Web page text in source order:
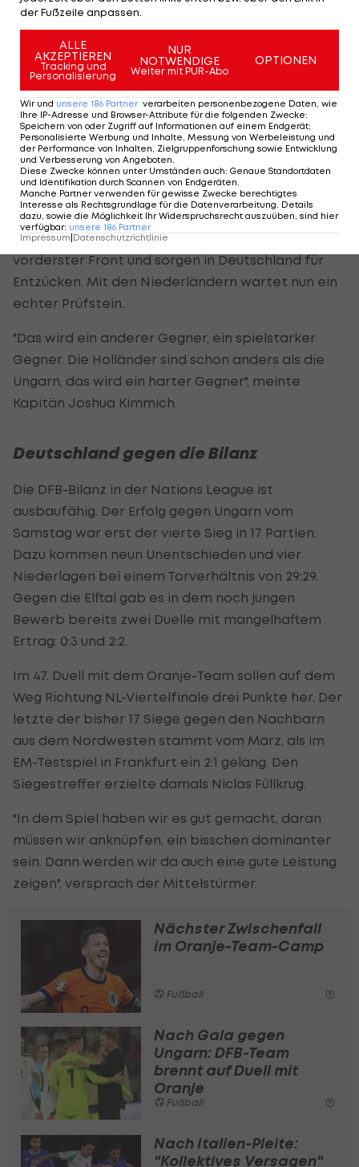
Cody Gakpo oderXavi Simons
United-Profi Zirkzee wird gegen die DFB-Elf
allerdings zunächst auf der Bank sitzen. Im
Sturmzentrum wird Ajax-Lokalmatador Brian
Brobbey beginnen, wie Koeman verriet. An
starken Offensivkräften mangelt es den
Niederländern jedenfalls nicht.
Auch die Truppe vom deutschen Bundestrainer
Julian Nagelsmann hat ihre offensive Identität in
diesem Jahr wiedergefunden. Allen voranJamal
MusialaundFlorian Wirtzwirbeln erfolgreich an
vorderster Front und sorgen in Deutschland für
Entzücken. Mit den Niederländern wartet nun ein
echter Prüfstein.
"Das wird ein anderer Gegner, ein spielstarker
Gegner. Die Holländer sind schon anders als die
Ungarn, das wird ein harter Gegner", meinte
Kapitän Joshua Kimmich.
Deutschland gegen die Bilanz
Die DFB-Bilanz in der Nations League ist
ausbaufähig. Der Erfolg gegen Ungarn vom
Samstag war erst der vierte Sieg in 17 Partien.
Dazu kommen neun Unentschieden und vier
Niederlagen bei einem Torverhältnis von 29:29.
Gegen die Elftal gab es in dem noch jungen
Bewerb bereits zwei Duelle mit mangelhaftem
Ertrag: 0:3 und 2:2.
Im 47. Duell mit dem Oranje-Team sollen auf dem
Weg Richtung NL-Viertelfinale drei Punkte her. Der
letzte der bisher 17 Siege gegen den Nachbarn
aus dem Nordwesten stammt vom März, als im
EM-Testspiel in Frankfurt ein 2:1 gelang. Den
Siegestreffer erzielte damals Niclas Füllkrug.
"In dem Spiel haben wir es gut gemacht, daran
müssen wir anknüpfen, ein bisschen dominanter
sein. Dann werden wir da auch eine gute Leistung
zeigen", versprach der Mittelstürmer.
Nächster Zwischenfall
im Oranje-Team-Camp
Fußball
Nach Gala gegen
Ungarn: DFB-Team
brennt auf Duell mit
Oranje
Fußball
Nach Italien-Pleite:
"Kollektives Versagen"
der Fußzeile anpassen.
ALLE
AKZEPTIEREN
Tracking und
Personalisierung
NUR
NOTWENDIGE
Weiter mit PUR-Abo
OPTIONEN
Wir und unsere 186 Partner verarbeiten personenbezogene Daten, wie
Ihre IP-Adresse und Browser-Attribute für die folgenden Zwecke:
Speichern von oder Zugriff auf Informationen auf einem Endgerät;
Personalisierte Werbung und Inhalte, Messung von Werbeleistung und
der Performance von Inhalten, Zielgruppenforschung sowie Entwicklung
und Verbesserung von Angeboten.
Diese Zwecke können unter Umständen auch: Genaue Standortdaten
und Identifikation durch Scannen von Endgeräten.
Manche Partner verwenden für gewisse Zwecke berechtigtes
Interesse als Rechtsgrundlage für die Datenverarbeitung. Details
dazu, sowie die Möglichkeit Ihr Widerspruchsrecht auszuüben, sind hier
verfügbar: unsere 186 Partner
Impressum Datenschutzrichtlinie